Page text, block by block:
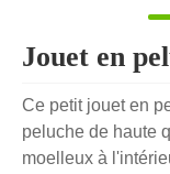
Jouet en
Ce petit jouet en
peluche de haute
moelleux à